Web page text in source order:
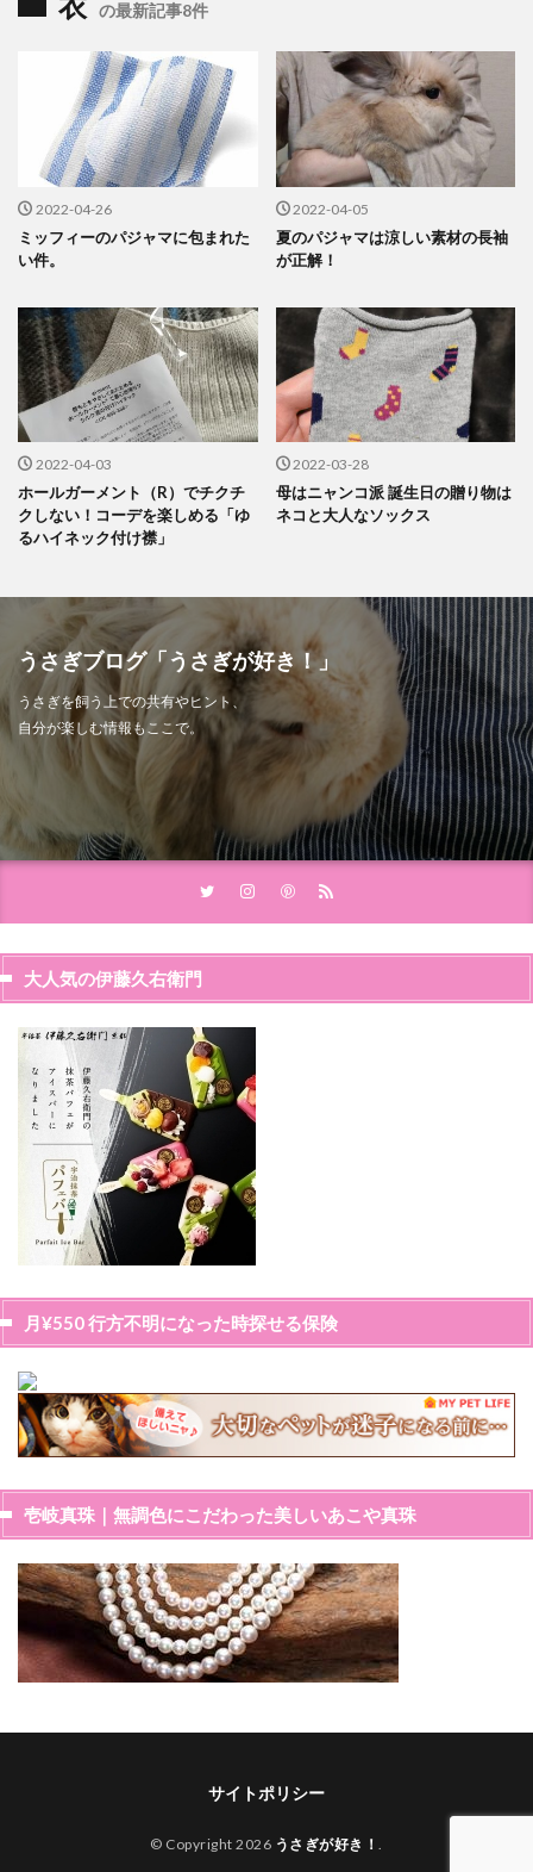
の最新記事8件
2022-04-26
ミッフィーのパジャマに包まれた
い件。
2022-04-05
夏のパジャマは涼しい素材の長袖
が正解！
2022-04-03
ホールガーメント（R）でチクチ
クしない！コーデを楽しめる「ゆ
るハイネック付け襟」
2022-03-28
母はニャンコ派 誕生日の贈り物は
ネコと大人なソックス
うさぎブログ「うさぎが好き！」
うさぎを飼う上での共有やヒント、
自分が楽しむ情報もここで。
大人気の伊藤久右衛門
月¥550 行方不明になった時探せる保険
壱岐真珠｜無調色にこだわった美しいあこや真珠
サイトポリシー
© Copyright 2026 うさぎが好き！